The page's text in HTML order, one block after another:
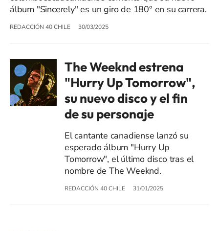
álbum "Sincerely" es un giro de 180° en su carrera.
REDACCIÓN 40 CHILE 30/03/2025
The Weeknd estrena
"Hurry Up Tomorrow",
su nuevo disco y el fin
de su personaje
El cantante canadiense lanzó su
esperado álbum "Hurry Up
Tomorrow", el último disco tras el
nombre de The Weeknd.
REDACCIÓN 40 CHILE 31/01/2025